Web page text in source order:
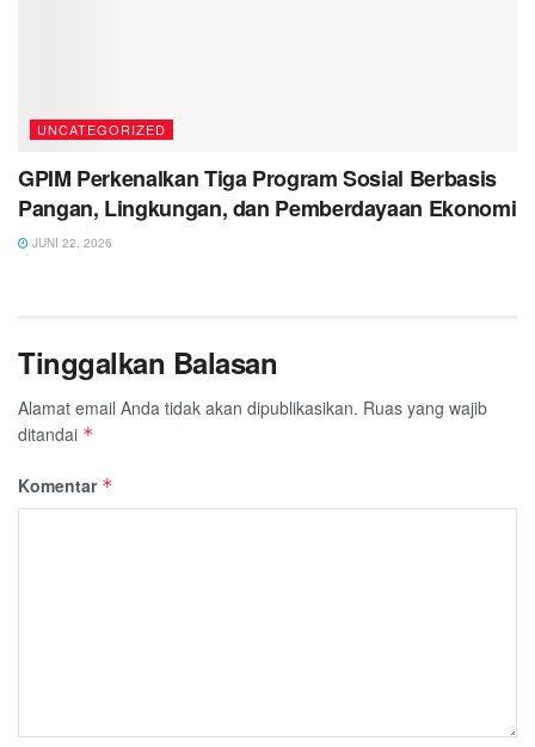
UNCATEGORIZED
GPIM Perkenalkan Tiga Program Sosial Berbasis
Pangan, Lingkungan, dan Pemberdayaan Ekonomi
JUNI 22, 2026
Tinggalkan Balasan
Alamat email Anda tidak akan dipublikasikan. Ruas yang wajib
ditandai *
Komentar *